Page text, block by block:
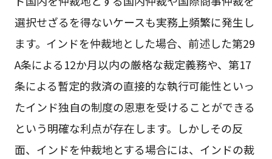
選択せざるを得ないケースも実務上頻繁に発生し
ます。インドを仲裁地とした場合、前述した第29
A条による12か月以内の厳格な裁定義務や、第17
条による暫定的救済の直接的な執行可能性といっ
たインド独自の制度の恩恵を受けることができる
という明確な利点が存在します。しかしその反
面、インドを仲裁地とする場合には、インドの裁